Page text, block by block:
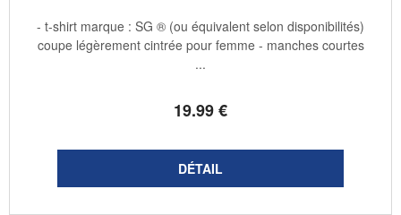
19.99€
- t-shirt marque : SG ® (ou équivalent selon disponibilités)
coupe légèrement cintrée pour femme - manches courtes
...